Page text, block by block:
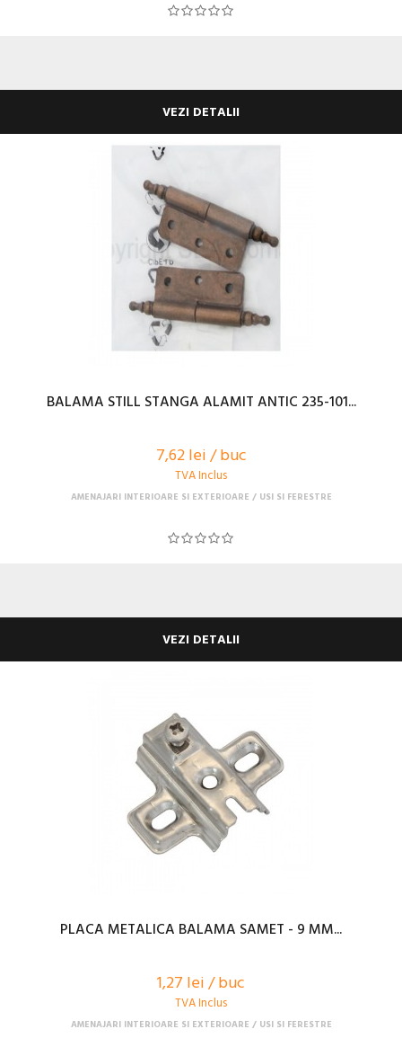
VEZI DETALII
BALAMA STILL STANGA ALAMIT ANTIC 235-101...
7,62 lei / buc
TVA Inclus
AMENAJARI INTERIOARE SI EXTERIOARE USI SI FERESTRE
VEZI DETALII
PLACA METALICA BALAMA SAMET - 9 MM...
1,27 lei / buc
TVA Inclus
AMENAJARI INTERIOARE SI EXTERIOARE USI SI FERESTRE